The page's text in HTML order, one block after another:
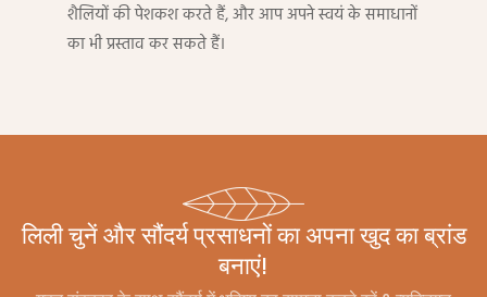
शैलियों की पेशकश करते हैं, और आप अपने स्वयं के समाधानों
का भी प्रस्ताव कर सकते हैं।
लिली चुनें और सौंदर्य प्रसाधनों का अपना खुद का ब्रांड
बनाएं!